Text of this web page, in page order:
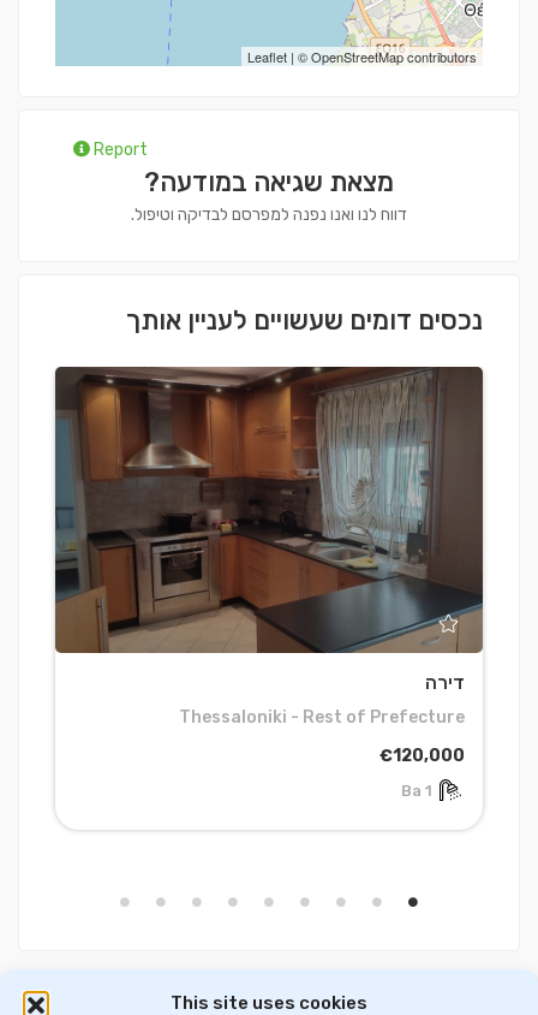
This site uses cookies
Leaflet | ©OpenStreetMapcontributors
Report
מצאת שגיאה במודעה?
דווח לנו ואנו נפנה למפרסם לבדיקה וטיפול.
נכסים דומים שעשויים לעניין אותך
דירה
Thessaloniki - Rest of Prefecture
€120,000
1 Ba